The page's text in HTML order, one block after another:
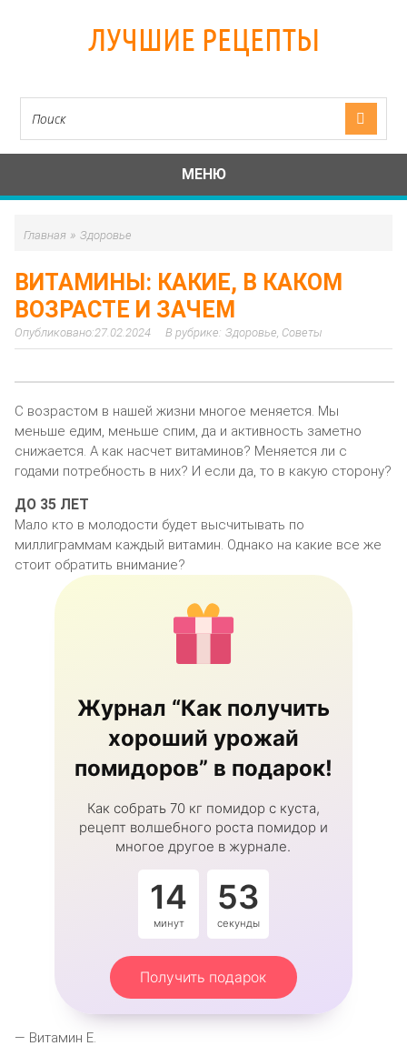
ЛУЧШИЕ РЕЦЕПТЫ
МЕНЮ
Главная » Здоровье
ВИТАМИНЫ: КАКИЕ, В КАКОМ
ВОЗРАСТЕ И ЗАЧЕМ
27.02.2024 Здоровье, Советы
С возрастом в нашей жизни многое меняется. Мы
меньше едим, меньше спим, да и активность заметно
снижается. А как насчет витаминов? Меняется ли с
годами потребность в них? И если да, то в какую сторону?
ДО 35 ЛЕТ
Мало кто в молодости будет высчитывать по
миллиграммам каждый витамин. Однако на какие все же
стоит обратить внимание?
Журнал “Как получить
хороший урожай
помидоров” в подарок!
Как собрать 70 кг помидор с куста,
рецепт волшебного роста помидор и
многое другое в журнале.
14
минут
53
секунды
Получить подарок
— Витамин Е.